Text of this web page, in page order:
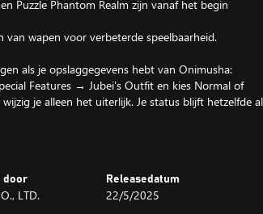
Puzzle Phantom Realm zijn vanaf het begin
wapen voor verbeterde speelbaarheid.
als je opslaggegevens hebt van Onimusha:
Features → Jubei's Outfit en kies Normal of
je alleen het uiterlijk. Je status blijft hetzelfde
door
LTD.
Releasedatum
22/5/2025